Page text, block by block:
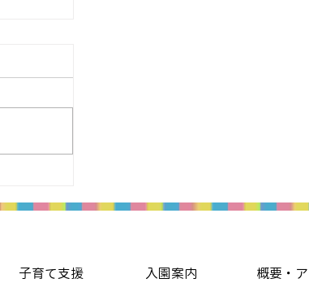
子育て支援 入園案内 概要・